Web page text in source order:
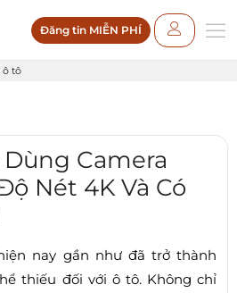
Đăng tin MIỄN PHÍ
ô tô
Camera
Nét 4K Và Có
nay gần như đã trở thành
thiếu đối với ô tô. Không chỉ